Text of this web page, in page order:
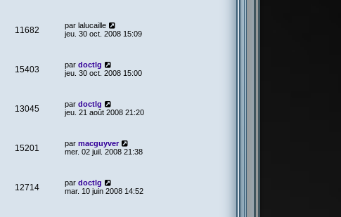
11682 par lalucaille
jeu. 30 oct. 2008 15:09
15403 par doctlg
jeu. 30 oct. 2008 15:00
13045 par doctlg
jeu. 21 août 2008 21:20
15201 par macguyver
mer. 02 juil. 2008 21:38
12714 par doctlg
mar. 10 juin 2008 14:52